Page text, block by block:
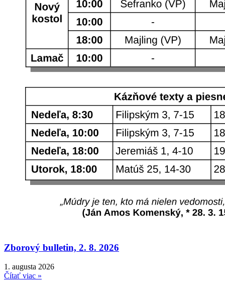
Zborový bulletin, 2. 8. 2026
1. augusta 2026
Čítať viac »